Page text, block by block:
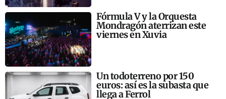
Fórmula V y la Orquesta
Mondragón aterrizan este
viernes en Xuvia
Un todoterreno por 150
euros: así es la subasta que
llega a Ferrol